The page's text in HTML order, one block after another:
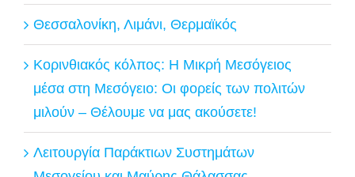
Θεσσαλονίκη, Λιμάνι, Θερμαϊκός
Κορινθιακός κόλπος: Η Μικρή Μεσόγειος
μέσα στη Μεσόγειο: Οι φορείς των πολιτών
μιλούν – Θέλουμε να μας ακούσετε!
Λειτουργία Παράκτιων Συστημάτων